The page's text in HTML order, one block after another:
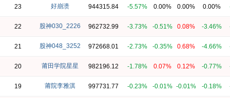
23 好崩溃 944315.84 -5.57% 0.00% 0.00% 0.00%
22 股神030_2226 962732.99 -3.73% -0.51% 0.08% -3.46%
21 股神048_3252 972668.01 -2.73% -0.35% 0.68% -4.66%
20 莆田学院星星 982196.12 -1.78% 0.07% 0.12% -0.77%
19 莆院李雅淇 997731.77 -0.23% -0.01% -0.01% -0.18%